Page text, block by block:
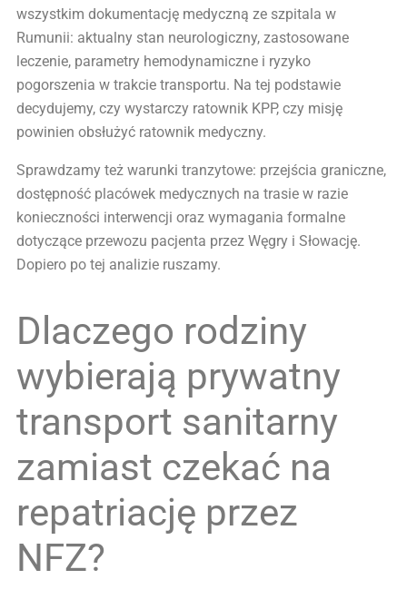
wszystkim dokumentację medyczną ze szpitala w
Rumunii: aktualny stan neurologiczny, zastosowane
leczenie, parametry hemodynamiczne i ryzyko
pogorszenia w trakcie transportu. Na tej podstawie
decydujemy, czy wystarczy ratownik KPP, czy misję
powinien obsłużyć ratownik medyczny.
Sprawdzamy też warunki tranzytowe: przejścia graniczne,
dostępność placówek medycznych na trasie w razie
konieczności interwencji oraz wymagania formalne
dotyczące przewozu pacjenta przez Węgry i Słowację.
Dopiero po tej analizie ruszamy.
Dlaczego rodziny
wybierają prywatny
transport sanitarny
zamiast czekać na
repatriację przez
NFZ?